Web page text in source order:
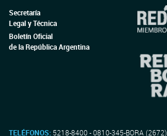
Secretaría
Legal y Técnica
Boletín Oficial
de la República Argentina
TELÉFONOS: 5218-8400 - 0810-345-BORA (2672)